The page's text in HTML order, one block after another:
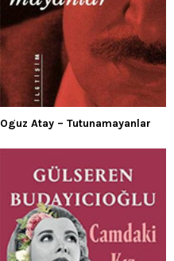
Oguz Atay – Tutunamayanlar